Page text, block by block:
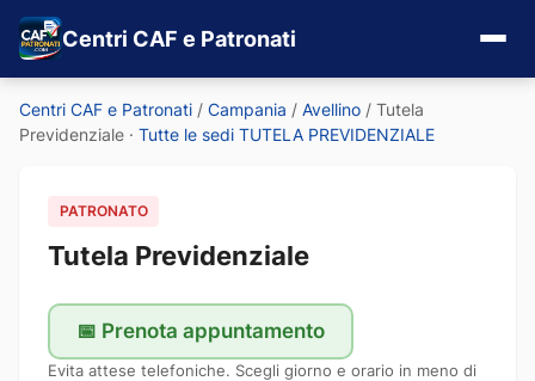
Centri CAF e Patronati
Centri CAF e Patronati / Campania / Avellino / Tutela
Previdenziale · Tutte le sedi TUTELA PREVIDENZIALE
PATRONATO
Tutela Previdenziale
📅 Prenota appuntamento
Evita attese telefoniche. Scegli giorno e orario in meno di